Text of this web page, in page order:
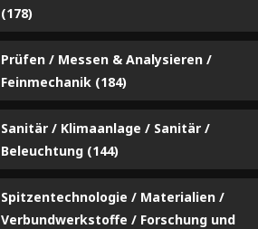
(178)
Prüfen / Messen & Analysieren /
Feinmechanik (184)
Sanitär / Klimaanlage / Sanitär /
Beleuchtung (144)
Spitzentechnologie / Materialien /
Verbundwerkstoffe / Forschung und